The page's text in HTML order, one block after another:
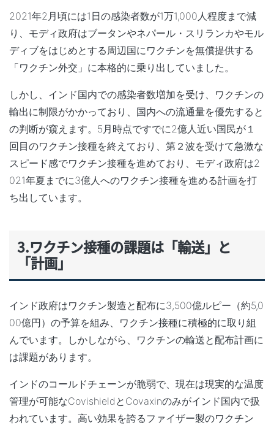
2021年2月頃には1日の感染者数が1万1,000人程度まで減
り、モディ政府はブータンやネパール・スリランカやモル
ディブをはじめとする周辺国にワクチンを無償提供する
「ワクチン外交」 に本格的に乗り出していました。
しかし、インド国内での感染者数増加を受け、ワクチンの
輸出に制限がかかっており、国内への流通量を優先すると
の判断が窺えます。5月時点ですでに2億人近い国民が１
回目のワクチン接種を終えており、第２波を受けて急激な
スピード感でワクチン接種を進めており、モディ政府は2
021年夏までに3億人へのワクチン接種を進める計画を打
ち出しています。
3.ワクチン接種の課題は「輸送」と
「計画」
インド政府はワクチン製造と配布に3,500億ルピー（約5,0
00億円）の予算を組み、ワクチン接種に積極的に取り組
んでいます。しかしながら、ワクチンの輸送と配布計画に
は課題があります。
インドのコールドチェーンが脆弱で、現在は現実的な温度
管理が可能なCovishieldとCovaxinのみがインド国内で扱
われています。高い効果を誇るファイザー製のワクチン